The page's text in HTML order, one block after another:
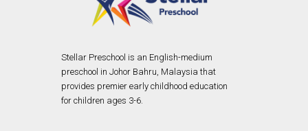
Stellar Preschool is an English-medium
preschool in Johor Bahru, Malaysia that
provides premier early childhood education
for children ages 3-6.